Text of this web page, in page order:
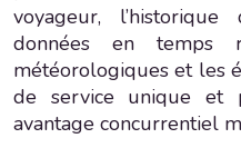
voyageur,
données en temps
météorologiques et les
de service unique et
avantage concurrentiel